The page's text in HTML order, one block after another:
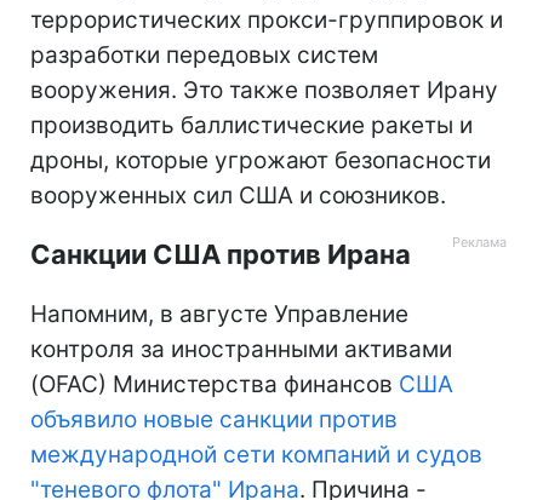
террористических прокси-группировок и
разработки передовых систем
вооружения. Это также позволяет Ирану
производить баллистические ракеты и
дроны, которые угрожают безопасности
вооруженных сил США и союзников.
Санкции США против Ирана
Напомним, в августе Управление
контроля за иностранными активами
(OFAC) Министерства финансов США
объявило новые санкции против
международной сети компаний и судов
"теневого флота" Ирана. Причина -